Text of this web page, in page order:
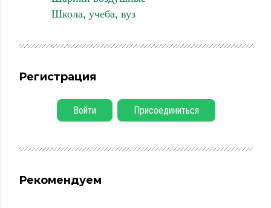
Школа, учеба, вуз
Регистрация
Войти Присоединиться
Рекомендуем